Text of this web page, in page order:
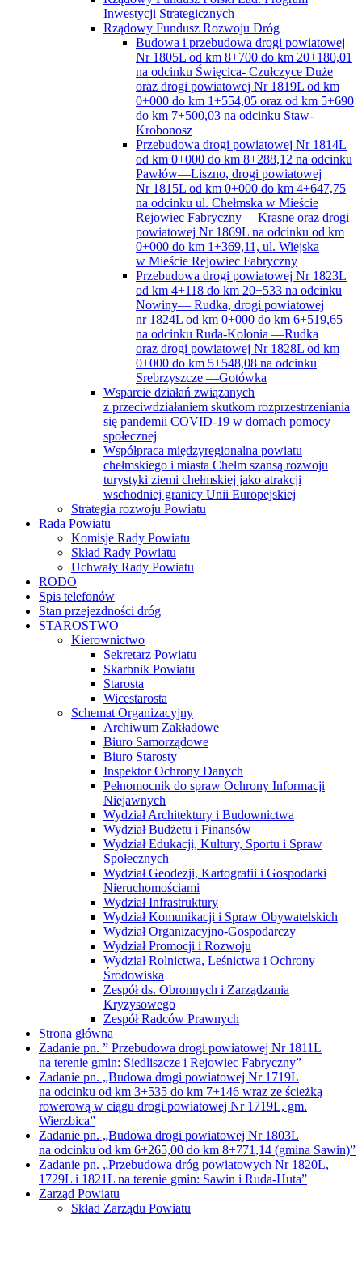
Inwestycji Strategicznych
Rządowy Fundusz Rozwoju Dróg
Budowa i przebudowa drogi powiatowej
Nr 1805L od km 8+700 do km 20+180,01
na odcinku Święcica- Czułczyce Duże
oraz drogi powiatowej Nr 1819L od km
0+000 do km 1+554,05 oraz od km 5+690
do km 7+500,03 na odcinku Staw-
Krobonosz
Przebudowa drogi powiatowej Nr 1814L
od km 0+000 do km 8+288,12 na odcinku
Pawłów—Liszno, drogi powiatowej
Nr 1815L od km 0+000 do km 4+647,75
na odcinku ul. Chełmska w Mieście
Rejowiec Fabryczny— Krasne oraz drogi
powiatowej Nr 1869L na odcinku od km
0+000 do km 1+369,11, ul. Wiejska
w Mieście Rejowiec Fabryczny
Przebudowa drogi powiatowej Nr 1823L
od km 4+118 do km 20+533 na odcinku
Nowiny— Rudka, drogi powiatowej
nr 1824L od km 0+000 do km 6+519,65
na odcinku Ruda-Kolonia —Rudka
oraz drogi powiatowej Nr 1828L od km
0+000 do km 5+548,08 na odcinku
Srebrzyszcze —Gotówka
Wsparcie działań związanych
z przeciwdziałaniem skutkom rozprzestrzeniania
się pandemii COVID-19 w domach pomocy
społecznej
Współpraca międzyregionalna powiatu
chełmskiego i miasta Chełm szansą rozwoju
turystyki ziemi chełmskiej jako atrakcji
wschodniej granicy Unii Europejskiej
Strategia rozwoju Powiatu
Rada Powiatu
Komisje Rady Powiatu
Skład Rady Powiatu
Uchwały Rady Powiatu
RODO
Spis telefonów
Stan przejezdności dróg
STAROSTWO
Kierownictwo
Sekretarz Powiatu
Skarbnik Powiatu
Starosta
Wicestarosta
Schemat Organizacyjny
Archiwum Zakładowe
Biuro Samorządowe
Biuro Starosty
Inspektor Ochrony Danych
Pełnomocnik do spraw Ochrony Informacji
Niejawnych
Wydział Architektury i Budownictwa
Wydział Budżetu i Finansów
Wydział Edukacji, Kultury, Sportu i Spraw
Społecznych
Wydział Geodezji, Kartografii i Gospodarki
Nieruchomościami
Wydział Infrastruktury
Wydział Komunikacji i Spraw Obywatelskich
Wydział Organizacyjno-Gospodarczy
Wydział Promocji i Rozwoju
Wydział Rolnictwa, Leśnictwa i Ochrony
Środowiska
Zespół ds. Obronnych i Zarządzania
Kryzysowego
Zespół Radców Prawnych
Strona główna
Zadanie pn. ” Przebudowa drogi powiatowej Nr 1811L
na terenie gmin: Siedliszcze i Rejowiec Fabryczny”
Zadanie pn. „Budowa drogi powiatowej Nr 1719L
na odcinku od km 3+535 do km 7+146 wraz ze ścieżką
rowerową w ciągu drogi powiatowej Nr 1719L, gm.
Wierzbica”
Zadanie pn. „Budowa drogi powiatowej Nr 1803L
na odcinku od km 6+265,00 do km 8+771,14 (gmina Sawin)”
Zadanie pn. „Przebudowa dróg powiatowych Nr 1820L,
1729L i 1821L na terenie gmin: Sawin i Ruda-Huta”
Zarząd Powiatu
Skład Zarządu Powiatu